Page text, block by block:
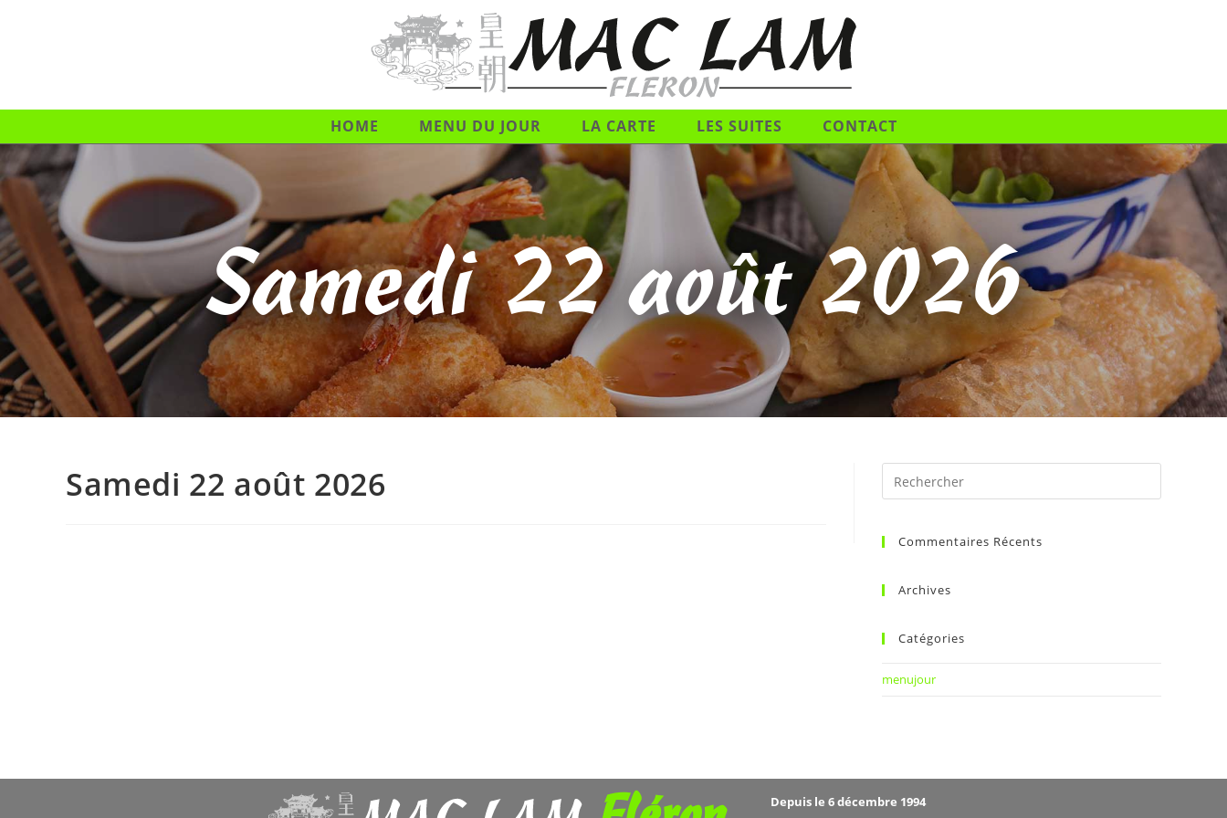
HOME MENU DU JOUR LA CARTE LES SUITES CONTACT
Samedi 22 août 2026
Samedi 22 août 2026
Commentaires Récents
Archives
Catégories
menujour
Depuis le 6 décembre 1994